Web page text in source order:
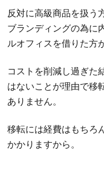
反対に高級商品を扱う
ブランディングの為に
ルオフィスを借りた方
コストを削減し過ぎた
はないことが理由で移
ありません。
移転には経費はもちろ
かかりますから。